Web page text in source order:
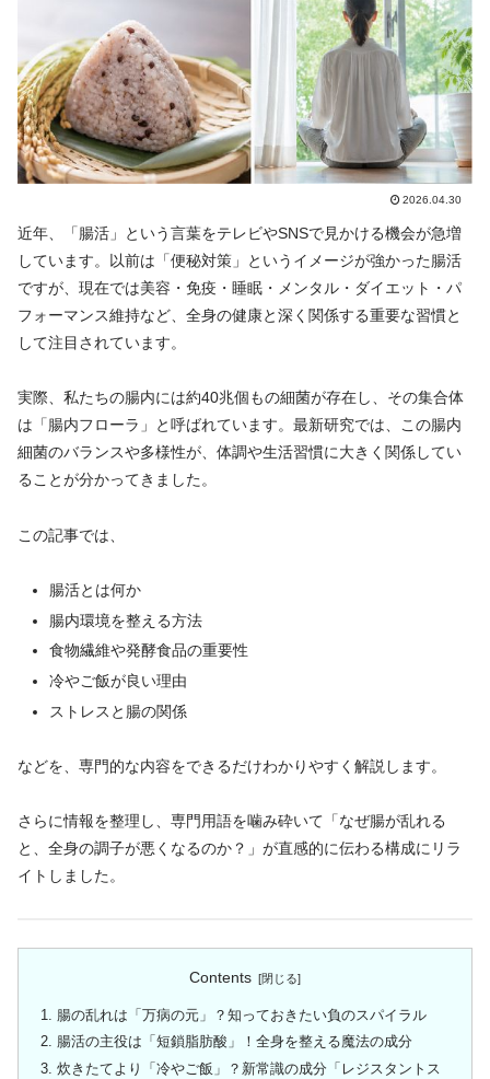
2026.04.30
近年、「腸活」という言葉をテレビやSNSで見かける機会が急増
しています。以前は「便秘対策」というイメージが強かった腸活
ですが、現在では美容・免疫・睡眠・メンタル・ダイエット・パ
フォーマンス維持など、全身の健康と深く関係する重要な習慣と
して注目されています。
実際、私たちの腸内には約40兆個もの細菌が存在し、その集合体
は「腸内フローラ」と呼ばれています。最新研究では、この腸内
細菌のバランスや多様性が、体調や生活習慣に大きく関係してい
ることが分かってきました。
この記事では、
腸活とは何か
腸内環境を整える方法
食物繊維や発酵食品の重要性
冷やご飯が良い理由
ストレスと腸の関係
などを、専門的な内容をできるだけわかりやすく解説します。
さらに情報を整理し、専門用語を噛み砕いて「なぜ腸が乱れる
と、全身の調子が悪くなるのか？」が直感的に伝わる構成にリラ
イトしました。
Contents
腸の乱れは「万病の元」？知っておきたい負のスパイラル
腸活の主役は「短鎖脂肪酸」！全身を整える魔法の成分
炊きたてより「冷やご飯」？新常識の成分「レジスタントス